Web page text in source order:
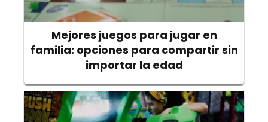
Mejores juegos para jugar en
familia: opciones para compartir sin
importar la edad